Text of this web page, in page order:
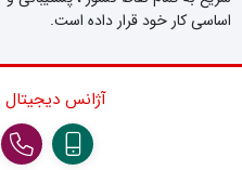
اساسی کار خود قرار داده است.
آژانس دیجیتال